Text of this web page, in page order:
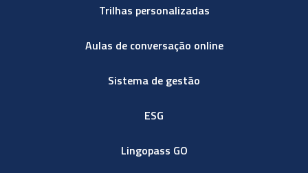
Trilhas personalizadas
Aulas de conversação online
Sistema de gestão
ESG
Lingopass GO